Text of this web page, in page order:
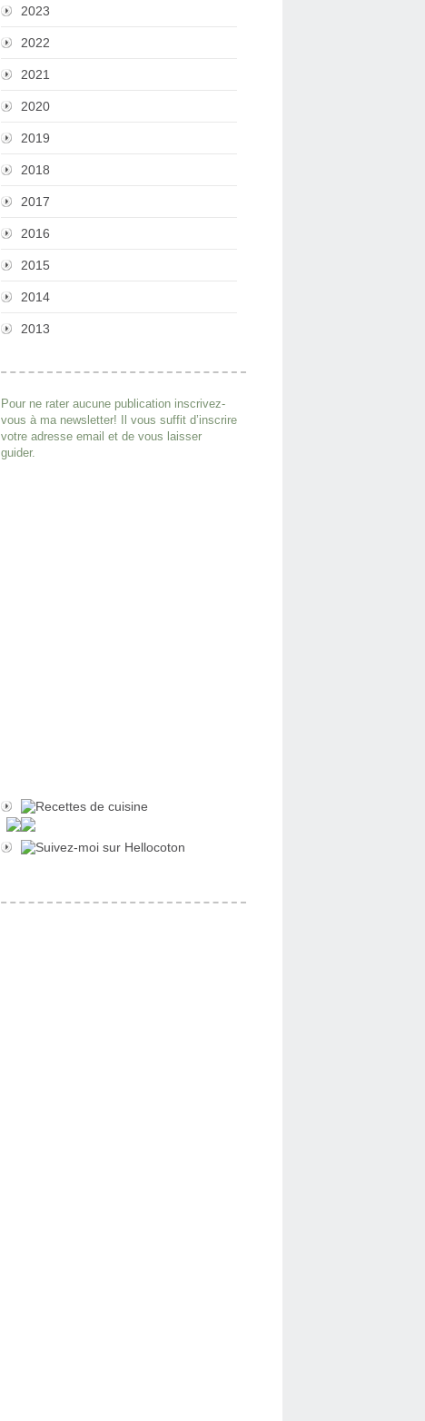
2023
2022
2021
2020
2019
2018
2017
2016
2015
2014
2013
Pour ne rater aucune publication inscrivez-
vous à ma newsletter! Il vous suffit d’inscrire
votre adresse email et de vous laisser
guider.